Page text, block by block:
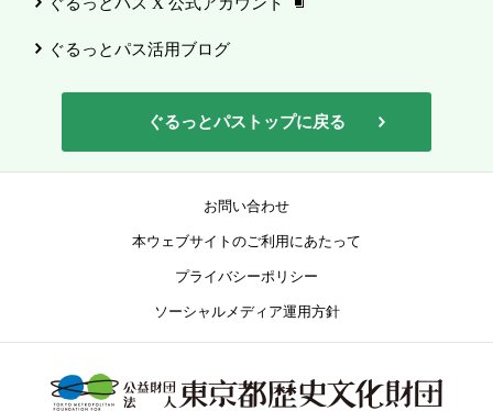
ぐるっとパス活用ブログ
ぐるっとパストップに戻る
お問い合わせ
本ウェブサイトのご利用にあたって
プライバシーポリシー
ソーシャルメディア運用方針